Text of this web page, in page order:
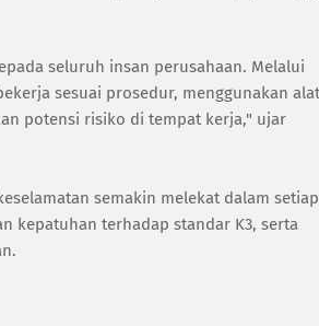
seluruh insan perusahaan. Melalui
sesuai prosedur, menggunakan alat
potensi risiko di tempat kerja," ujar
semakin melekat dalam setiap
kepatuhan terhadap standar K3, serta